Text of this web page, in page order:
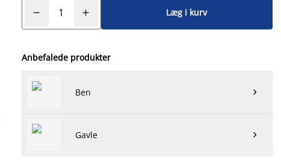
Læg i kurv
Anbefalede produkter
Ben 
Gavle 